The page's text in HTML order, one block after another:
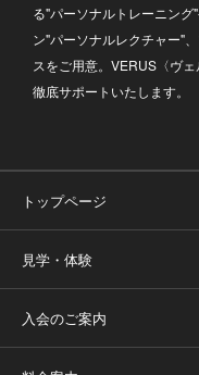
る"パーソナルトレーニン
ン"パーソナルレクチャー"
スをご用意。VERUS〈ヴ
徹底サポートいたします。
トップページ
見学・体験
入会のご案内